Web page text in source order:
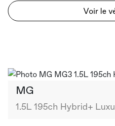
Voir le
MG
1.5L 195ch Hybrid+